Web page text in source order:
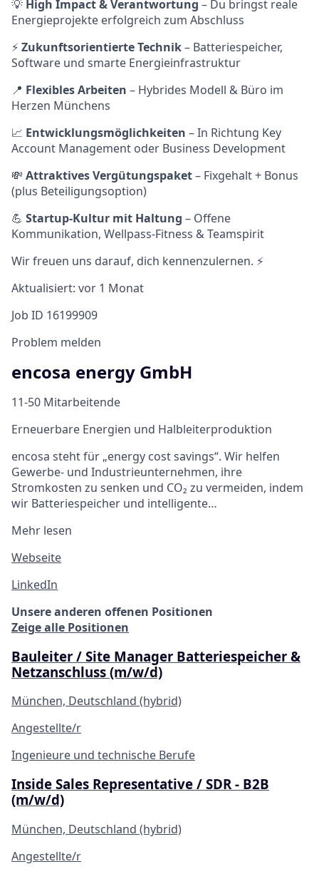
💡 High Impact & Verantwortung – Du bringst reale
Energieprojekte erfolgreich zum Abschluss
⚡Zukunftsorientierte Technik– Batteriespeicher,
Software und smarte Energieinfrastruktur
📍 Flexibles Arbeiten – Hybrides Modell & Büro im
Herzen Münchens
📈 Entwicklungsmöglichkeiten – In Richtung Key
Account Management oder Business Development
💸 Attraktives Vergütungspaket– Fixgehalt + Bonus
(plus Beteiligungsoption)
💪 Startup-Kultur mit Haltung – Offene
Kommunikation, Wellpass-Fitness & Teamspirit
Wir freuen uns darauf, dich kennenzulernen. ⚡
Aktualisiert: vor 1 Monat
Job ID 16199909
Problem melden
encosa energy GmbH
11-50 Mitarbeitende
Erneuerbare Energien und Halbleiterproduktion
encosa steht für „energy cost savings“. Wir helfen
Gewerbe- und Industrieunternehmen, ihre
Stromkosten zu senken und CO₂ zu vermeiden, indem
wir Batteriespeicher und intelligente…
Mehr lesen
Webseite
LinkedIn
Unsere anderen offenen Positionen
Zeige alle Positionen
Bauleiter / Site Manager Batteriespeicher &
Netzanschluss (m/w/d)
München, Deutschland (hybrid)
Angestellte/r
Ingenieure und technische Berufe
Inside Sales Representative / SDR - B2B
(m/w/d)
München, Deutschland (hybrid)
Angestellte/r